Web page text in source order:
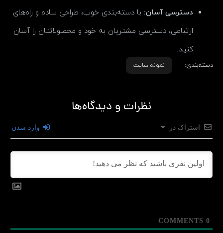
دسترسی آسان: با دسته‌بندی خوب، طراحی ساده و راه‌های
ارتباطی، دسترسی مشتریان به خود و محصولاتتان را آسان
کنید.
دسته‌بندی: نمونه سایت
نظرات و دیدگاه‌ها
اشتراک در وارد شدن
0